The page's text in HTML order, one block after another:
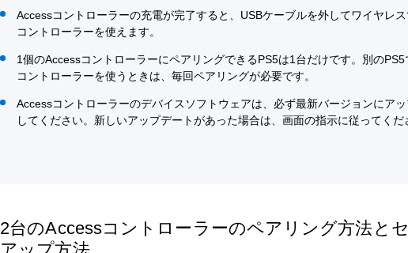
Accessコントローラーの充電が完了すると、USBケーブルを外してワイヤレ
コントローラーを使えます。
1個のAccessコントローラーにペアリングできるPS5は1台だけです。別のPS5
コントローラーを使うときは、毎回ペアリングが必要です。
Accessコントローラーのデバイスソフトウェアは、必ず最新バージョンにアッ
してください。新しいアップデートがあった場合は、画面の指示に従ってくだ
2台のAccessコントローラーのペアリング方法と